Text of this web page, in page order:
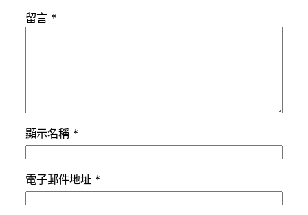
留言 *
顯示名稱 *
電子郵件地址 *